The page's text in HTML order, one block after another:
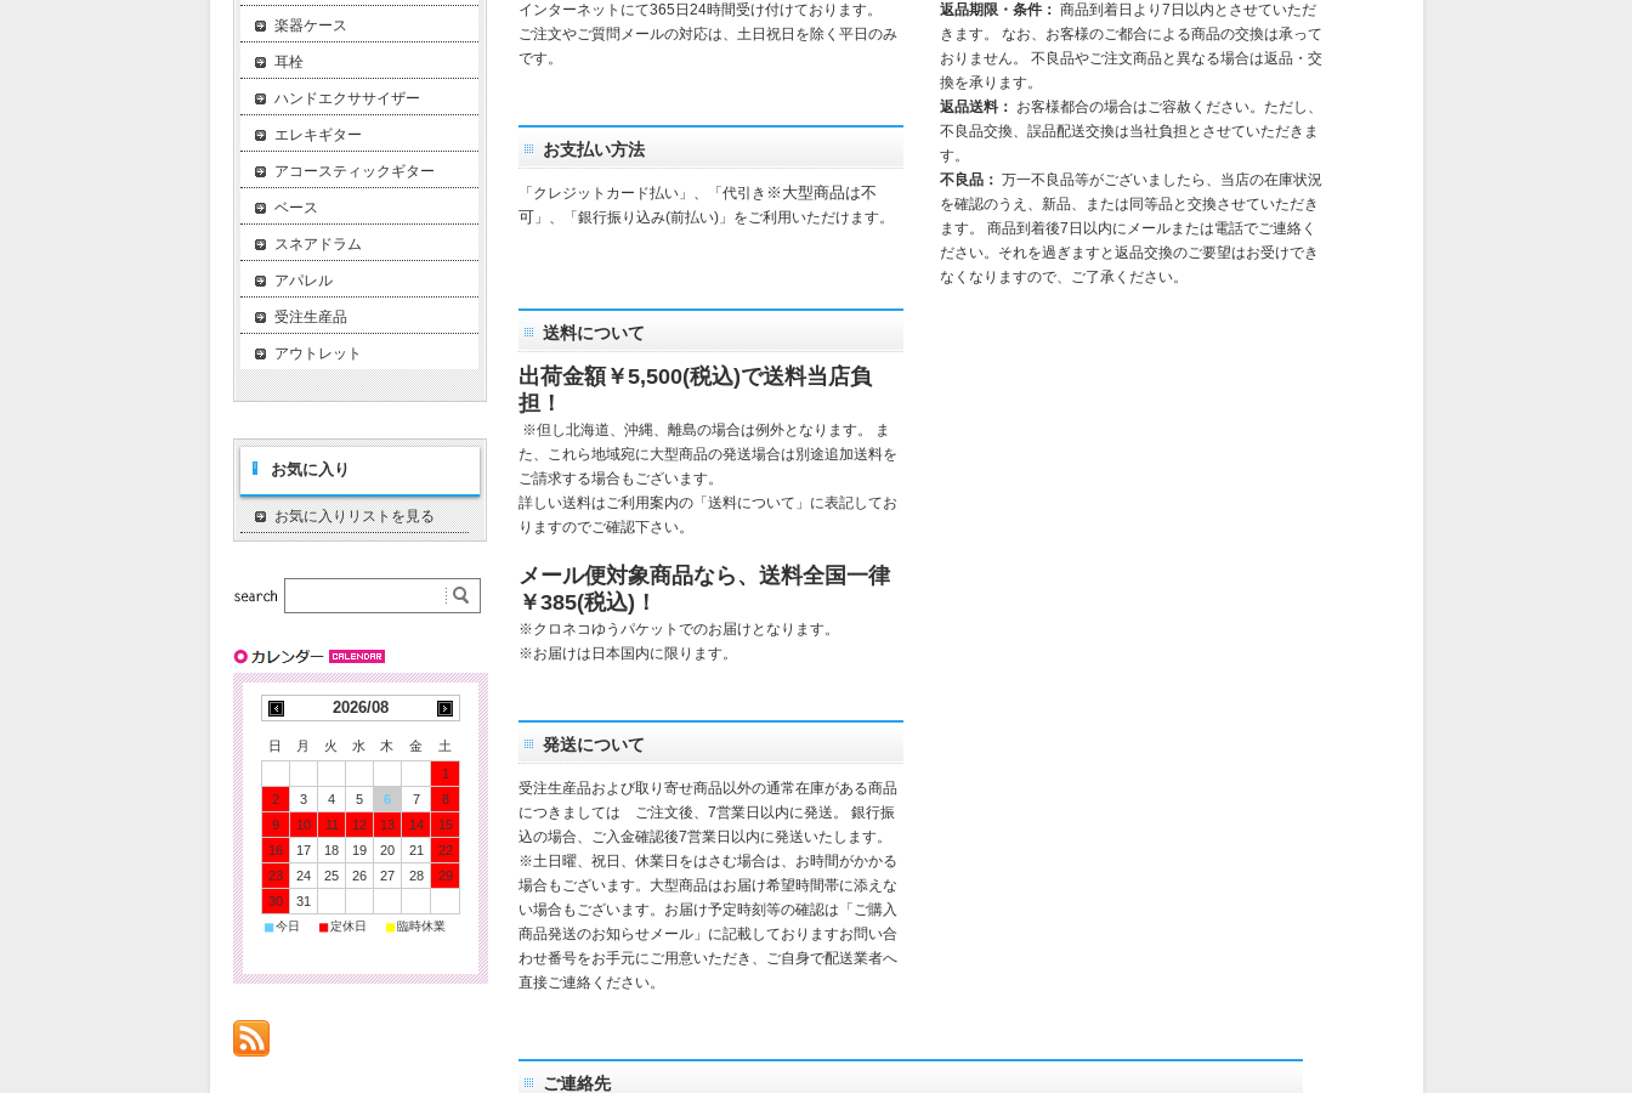
インターネットにて365日24時間受け付けております。
ご注文やご質問メールの対応は、土日祝日を除く平日のみ
です。
お支払い方法
「クレジットカード払い」、「代引き ※大型商品は不
可 」、「銀行振り込み(前払い)」をご利用いただけます。
送料について
出荷金額￥5,500(税込)で送料当店負
担！
※但し北海道、沖縄、離島の場合は例外となります。 ま
た、これら地域宛に大型商品の発送場合は別途追加送料を
ご請求する場合もございます。
詳しい送料はご利用案内の「 送料について 」に表記してお
りますのでご確認下さい。
メール便対象商品なら、送料全国一律
￥385(税込)！
※クロネコゆうパケットでのお届けとなります。
※お届けは日本国内に限ります。
発送について
受注生産品および取り寄せ商品以外の通常在庫がある商品
につきましては ご注文後、7営業日以内に発送。 銀行振
込の場合、ご入金確認後7営業日以内に発送いたします。
※土日曜、祝日、休業日をはさむ場合は、お時間がかかる
場合もございます。大型商品はお届け希望時間帯に添えな
い場合もございます。お届け予定時刻等の確認は「ご購入
商品発送のお知らせメール」に記載しておりますお問い合
わせ番号をお手元にご用意いただき、ご自身で配送業者へ
直接ご連絡ください。
返品期限・条件： 商品到着日より7日以内とさせていただ
きます。 なお、お客様のご都合による商品の交換は承って
おりません。 不良品やご注文商品と異なる場合は返品・交
換を承ります。
返品送料： お客様都合の場合はご容赦ください。ただし、
不良品交換、誤品配送交換は当社負担とさせていただきま
す。
不良品： 万一不良品等がございましたら、当店の在庫状況
を確認のうえ、新品、または同等品と交換させていただき
ます。 商品到着後7日以内にメールまたは電話でご連絡く
ださい。それを過ぎますと返品交換のご要望はお受けでき
なくなりますので、ご了承ください。
ご連絡先
楽器ケース
耳栓
ハンドエクササイザー
エレキギター
アコースティックギター
ベース
スネアドラム
アパレル
受注生産品
アウトレット
お気に入り
お気に入りリストを見る
2026/08
日 月 火 水 木 金
土
1
2
3 4 5 6 7
8
9
10 11 12 13 14
15
16
17 18 19 20 21
22
23
24 25 26 27 28
29
30
31
■ 今日 ■ 定休日 ■ 臨時休業